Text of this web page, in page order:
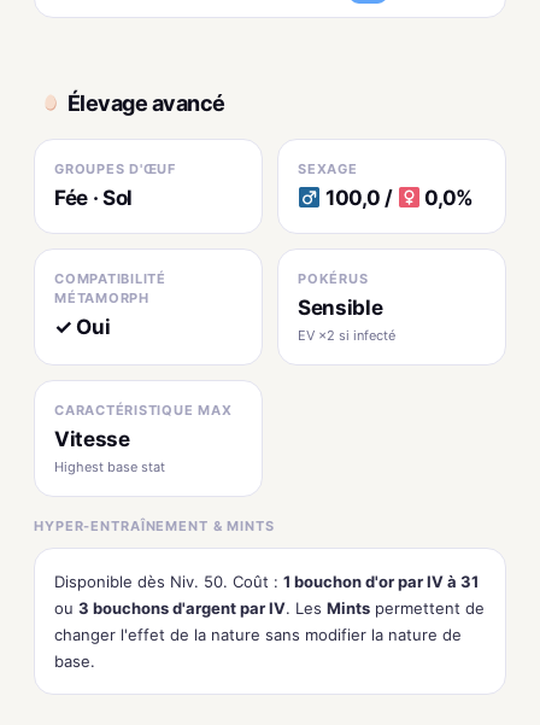
Élevage avancé
GROUPES D'ŒUF
Fée · Sol
SEXAGE
100,0 / 0,0%
COMPATIBILITÉ
MÉTAMORPH
✓ Oui
POKÉRUS
Sensible
EV ×2 si infecté
CARACTÉRISTIQUE MAX
Vitesse
Highest base stat
HYPER-ENTRAÎNEMENT & MINTS
Disponible dès Niv. 50. Coût : 1 bouchon d'or par IV à 31
ou 3 bouchons d'argent par IV. Les Mints permettent de
changer l'effet de la nature sans modifier la nature de
base.